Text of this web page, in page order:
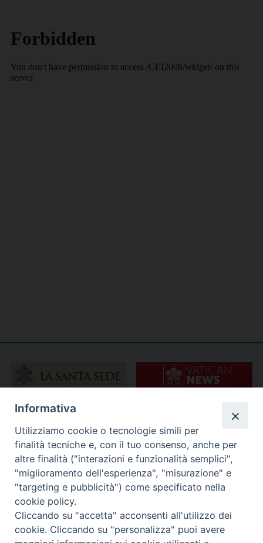
Informativa
Utilizziamo cookie o tecnologie simili per
finalità tecniche e, con il tuo consenso, anche per
altre finalità ("interazioni e funzionalità semplici",
"miglioramento dell'esperienza", "misurazione" e
"targeting e pubblicità") come specificato nella
cookie policy.
Cliccando su "accetta" acconsenti all'utilizzo dei
cookie. Cliccando su "personalizza" puoi avere